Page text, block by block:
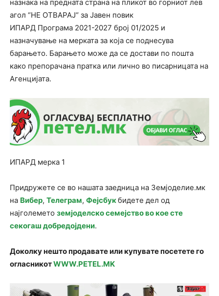
назнака на предната страна на пликот во горниот лев
агол “НЕ ОТВАРАЈ“ за Јавен повик
ИПАРД Програма 2021-2027 број 01/2025 и
назначување на мерката за која се поднесува
барањето. Барањето може да се достави по пошта
како препорачана пратка или лично во писарницата на
Агенцијата.
ИПАРД мерка 1
Придружете се во нашата заедница на Земјоделие.мк
на Вибер, Телеграм, Фејсбукбидете дел од
најголемето земјоделско семејство во кое сте
секогаш добредојдени.
Доколку нешто продавате или купувате посетете го
огласникотWWW.PETEL.MK